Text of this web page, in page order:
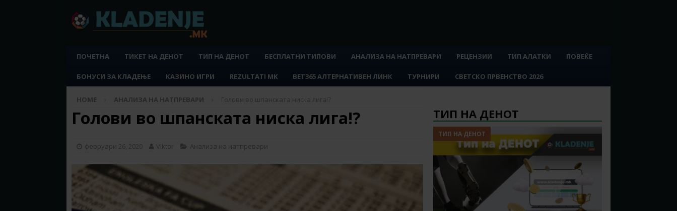
ПОЧЕТНА ТИКЕТ НА ДЕНОТ ТИП НА ДЕНОТ БЕСПЛАТНИ ТИПОВИ АНАЛИЗА НА НАТПРЕВАРИ РЕЦЕНЗИИ ТИП АЛАТКИ ПОВЕЌЕ
БОНУСИ ЗА КЛАДЕЊЕ КАЗИНО ИГРИ REZULTATI MK BET365 АЛТЕРНАТИВЕН ЛИНК ТУРНИРИ СВЕТСКО ПРВЕНСТВО 2026
HOME АНАЛИЗА НА НАТПРЕВАРИ Голови во шпанската ниска лига!?
Голови во шпанската ниска лига!?
февруари 26, 2020 Viktor Анализа на натпревари
ТИП НА ДЕНОТ
ТИП НА ДЕНОТ